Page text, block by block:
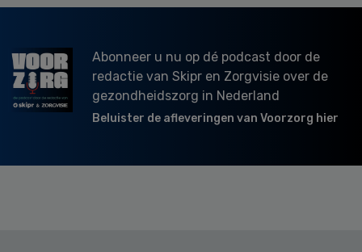
Abonneer u nu op dé podcast door de
redactie van Skipr en Zorgvisie over de
gezondheidszorg in Nederland
Beluister de afleveringen van Voorzorg hier